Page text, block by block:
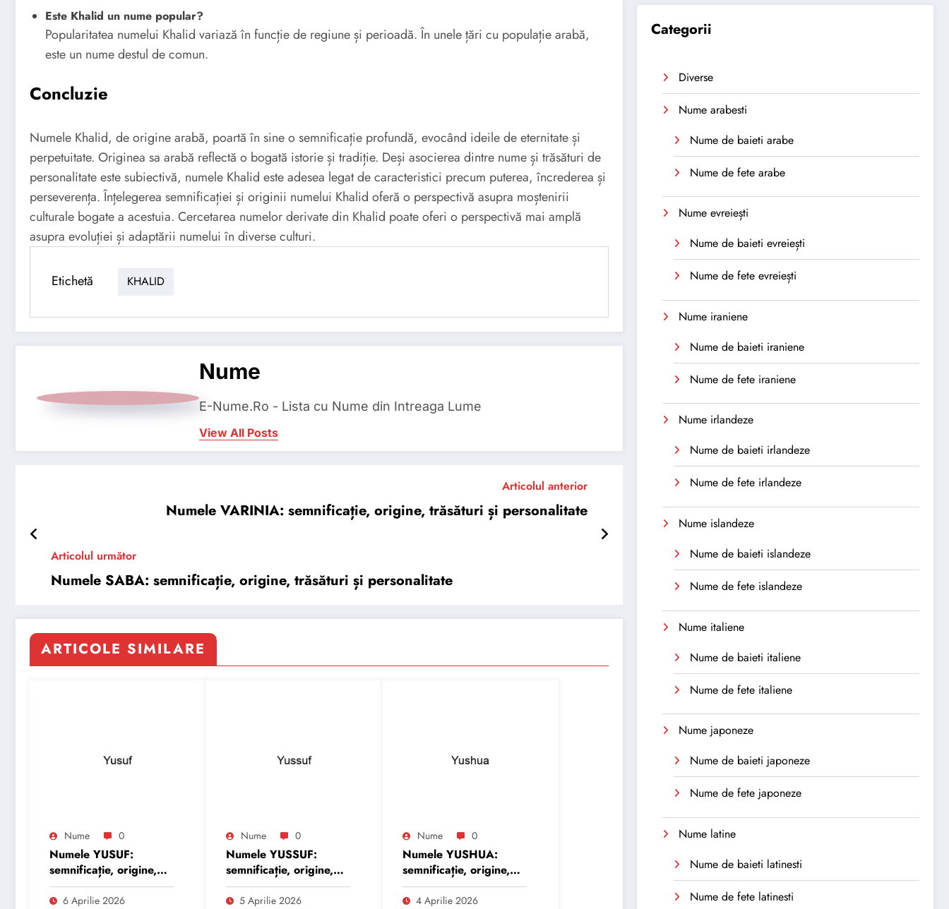
Este Khalid un nume popular?
Popularitatea numelui Khalid variază în funcție de regiune și perioadă. În unele țări cu populație arabă,
este un nume destul de comun.
Concluzie
Numele Khalid, de origine arabă, poartă în sine o semnificație profundă, evocând ideile de eternitate și
perpetuitate. Originea sa arabă reflectă o bogată istorie și tradiție. Deși asocierea dintre nume și trăsături de
personalitate este subiectivă, numele Khalid este adesea legat de caracteristici precum puterea, încrederea și
perseverența. Înțelegerea semnificației și originii numelui Khalid oferă o perspectivă asupra moștenirii
culturale bogate a acestuia. Cercetarea numelor derivate din Khalid poate oferi o perspectivă mai amplă
asupra evoluției și adaptării numelui în diverse culturi.
Etichetă KHALID
Nume
E-Nume.Ro - Lista cu Nume din Intreaga Lume
View All Posts
Articolul anterior
Numele VARINIA: semnificație, origine, trăsături și personalitate
Articolul următor
Numele SABA: semnificație, origine, trăsături și personalitate
ARTICOLE SIMILARE
Nume 0
Numele YUSUF:
semnificație, origine,
trăsături și
personalitate
6 Aprilie 2026
Nume 0
Numele YUSSUF:
semnificație, origine,
trăsături și
personalitate
5 Aprilie 2026
Nume 0
Numele YUSHUA:
semnificație, origine,
trăsături și
personalitate
4 Aprilie 2026
Categorii
Diverse
Nume arabesti
Nume de baieti arabe
Nume de fete arabe
Nume evreiești
Nume de baieti evreiești
Nume de fete evreiești
Nume iraniene
Nume de baieti iraniene
Nume de fete iraniene
Nume irlandeze
Nume de baieti irlandeze
Nume de fete irlandeze
Nume islandeze
Nume de baieti islandeze
Nume de fete islandeze
Nume italiene
Nume de baieti italiene
Nume de fete italiene
Nume japoneze
Nume de baieti japoneze
Nume de fete japoneze
Nume latine
Nume de baieti latinesti
Nume de fete latinesti